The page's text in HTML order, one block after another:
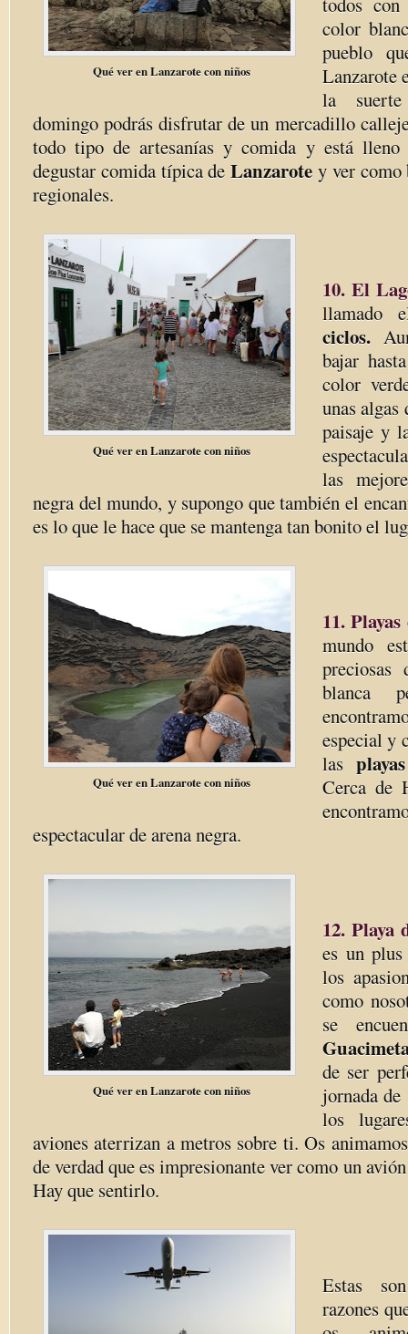
Qué ver en Lanzarote con niños
color
pueblo
Lanzarote
la
domingo podrás disfrutar de un mercadillo
todo tipo de artesanías y comida y está lleno
degustar comida típica deLanzarote y ver
regionales.
Qué ver en Lanzarote con niños
10. El
llamado
ciclos.
bajar
color
unas
paisaje y
las
negra del mundo, y supongo que también el
es lo que le hace que se mantenga tan bonito el
Qué ver en Lanzarote con niños
11.
mundo
preciosas
blanca
especial y
las
Cerca de
espectacular de arena negra.
Qué ver en Lanzarote con niños
12. Playa
es un
los
como
se
de ser
jornada
los
aviones aterrizan a metros sobre ti. Os
de verdad que es impresionante ver como un
Hay que sentirlo.
Estas
razones